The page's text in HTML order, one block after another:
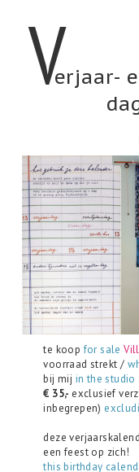
verjaar-
te koopfor sale
voorraad strekt /
bij mij in the studio
€ 35,- exclusief
inbegrepen)
deze
een feest op zich!
this birthday